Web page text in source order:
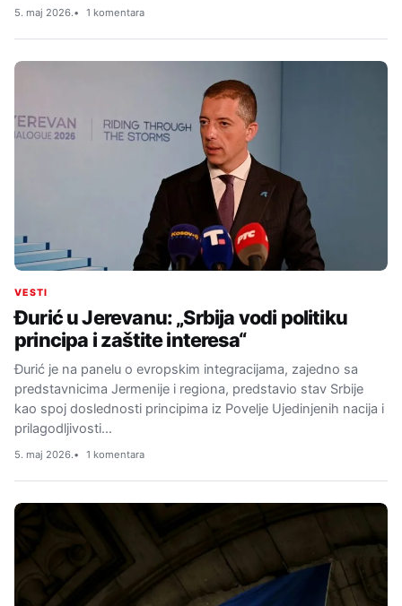
5. maj 2026. 1 komentara
VESTI
Đurić u Jerevanu: „Srbija vodi politiku
principa i zaštite interesa“
Đurić je na panelu o evropskim integracijama, zajedno sa
predstavnicima Jermenije i regiona, predstavio stav Srbije
kao spoj doslednosti principima iz Povelje Ujedinjenih nacija i
prilagodljivosti…
5. maj 2026. 1 komentara